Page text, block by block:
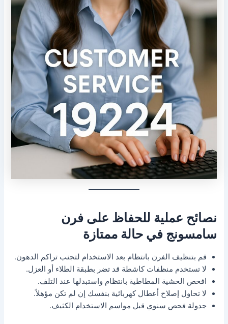
نصائح عملية للحفاظ على فرن
سامسونج في حالة ممتازة
قم بتنظيف الفرن بانتظام بعد الاستخدام لتجنب تراكم الدهون.
لا تستخدم منظفات كاشطة قد تضر بطبقة الطلاء أو العزل.
افحص الحشية المطاطية بانتظام واستبدلها عند التلف.
لا تحاول إصلاح أعطال كهربائية بنفسك إن لم تكن مؤهلاً.
جدولة فحص سنوي قبل مواسم الاستخدام الكثيف.